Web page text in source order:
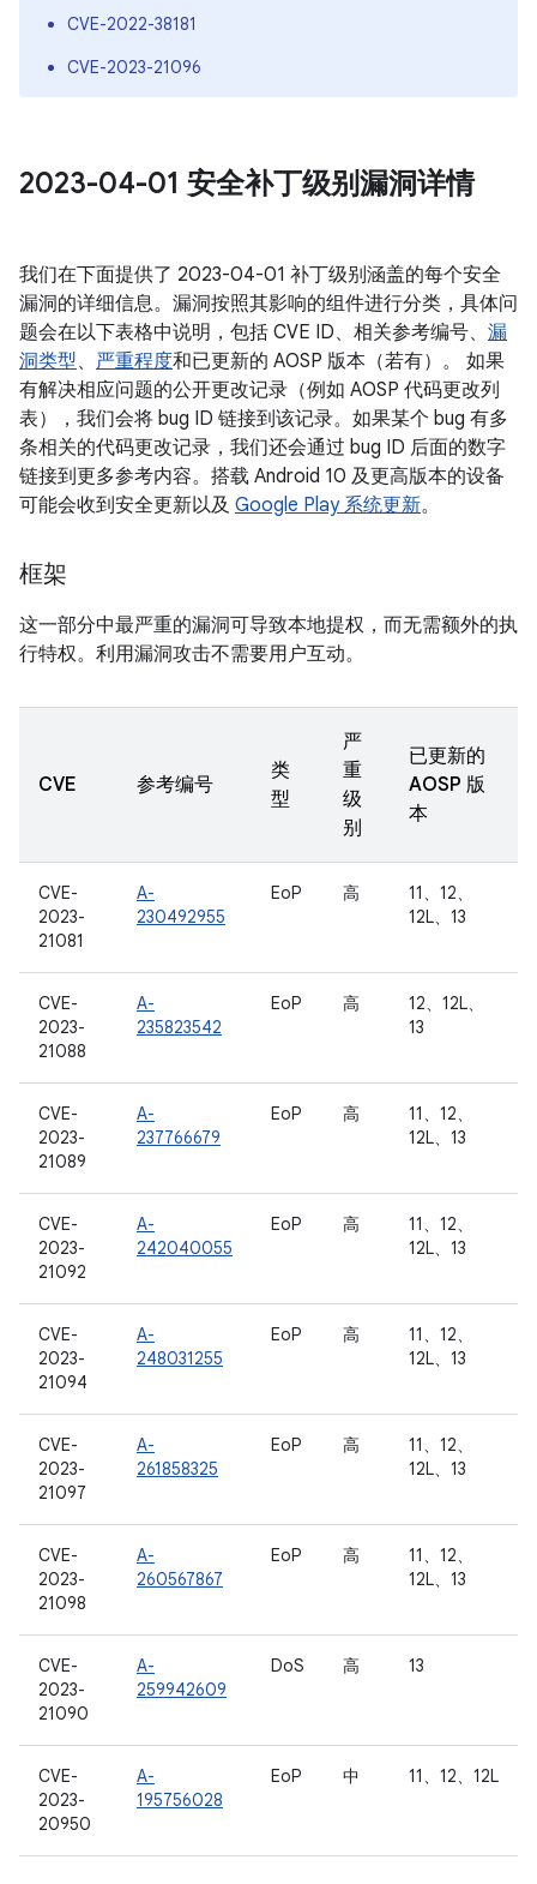
CVE-2022-38181
CVE-2023-21096
2023-04-01 安全补丁级别漏洞详情
我们在下面提供了 2023-04-01 补丁级别涵盖的每个安全
漏洞的详细信息。漏洞按照其影响的组件进行分类，具体问
题会在以下表格中说明，包括 CVE ID、相关参考编号、 漏
洞类型、 严重程度和已更新的 AOSP 版本（若有）。 如果
有解决相应问题的公开更改记录（例如 AOSP 代码更改列
表），我们会将 bug ID 链接到该记录。如果某个 bug 有多
条相关的代码更改记录，我们还会通过 bug ID 后面的数字
链接到更多参考内容。搭载 Android 10 及更高版本的设备
可能会收到安全更新以及 Google Play 系统更新。
框架
这一部分中最严重的漏洞可导致本地提权，而无需额外的执
行特权。利用漏洞攻击不需要用户互动。
CVE 参考编号
类
型
严
重
级
别
已更新的
AOSP 版
本
CVE-
2023-
21081
A-
230492955
EoP 高
11、12、
12L、13
CVE-
2023-
21088
A-
235823542
EoP 高
12、12L、
13
CVE-
2023-
21089
A-
237766679
EoP 高
11、12、
12L、13
CVE-
2023-
21092
A-
242040055
EoP 高
11、12、
12L、13
CVE-
2023-
21094
A-
248031255
EoP 高
11、12、
12L、13
CVE-
2023-
21097
A-
261858325
EoP 高
11、12、
12L、13
CVE-
2023-
21098
A-
260567867
EoP 高
11、12、
12L、13
CVE-
2023-
21090
A-
259942609
DoS 高 13
CVE-
2023-
20950
A-
195756028
EoP 中 11、12、12L